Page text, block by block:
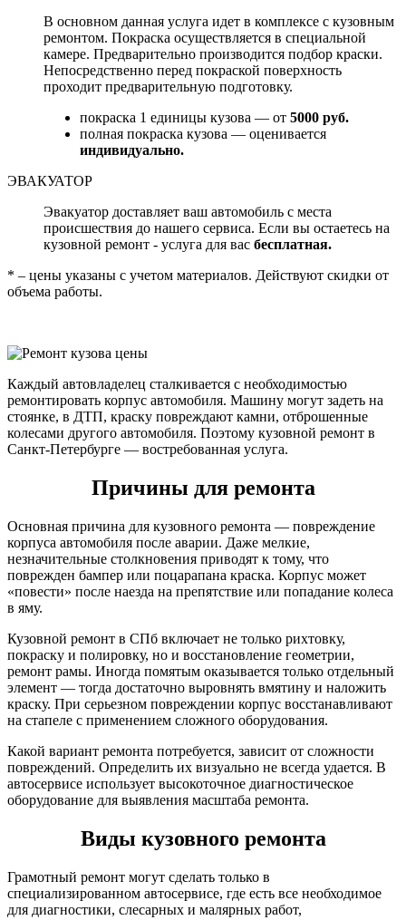
В основном данная услуга идет в комплексе с кузовным
ремонтом. Покраска осуществляется в специальной
камере. Предварительно производится подбор краски.
Непосредственно перед покраской поверхность
проходит предварительную подготовку.
покраска 1 единицы кузова — от 5000 руб.
полная покраска кузова — оценивается
индивидуально.
ЭВАКУАТОР
Эвакуатор доставляет ваш автомобиль с места
происшествия до нашего сервиса. Если вы остаетесь на
кузовной ремонт - услуга для вас бесплатная.
* – цены указаны с учетом материалов. Действуют скидки от
объема работы.
Каждый автовладелец сталкивается с необходимостью
ремонтировать корпус автомобиля. Машину могут задеть на
стоянке, в ДТП, краску повреждают камни, отброшенные
колесами другого автомобиля. Поэтому кузовной ремонт в
Санкт-Петербурге — востребованная услуга.
Причины для ремонта
Основная причина для кузовного ремонта — повреждение
корпуса автомобиля после аварии. Даже мелкие,
незначительные столкновения приводят к тому, что
поврежден бампер или поцарапана краска. Корпус может
«повести» после наезда на препятствие или попадание колеса
в яму.
Кузовной ремонт в СПб включает не только рихтовку,
покраску и полировку, но и восстановление геометрии,
ремонт рамы. Иногда помятым оказывается только отдельный
элемент — тогда достаточно выровнять вмятину и наложить
краску. При серьезном повреждении корпус восстанавливают
на стапеле с применением сложного оборудования.
Какой вариант ремонта потребуется, зависит от сложности
повреждений. Определить их визуально не всегда удается. В
автосервисе использует высокоточное диагностическое
оборудование для выявления масштаба ремонта.
Виды кузовного ремонта
Грамотный ремонт могут сделать только в
специализированном автосервисе, где есть все необходимое
для диагностики, слесарных и малярных работ,